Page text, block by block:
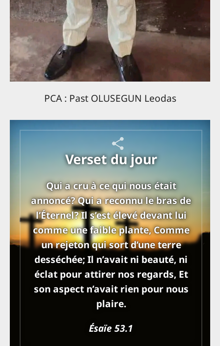
PCA : Past OLUSEGUN Leodas
Verset du jour
Qui a cru à ce qui nous était
annoncé? Qui a reconnu le bras de
l’Éternel? Il s’est élevé devant lui
comme une faible plante, Comme
un rejeton qui sort d’une terre
desséchée; Il n’avait ni beauté, ni
éclat pour attirer nos regards, Et
son aspect n’avait rien pour nous
plaire.
Ésaïe 53.1